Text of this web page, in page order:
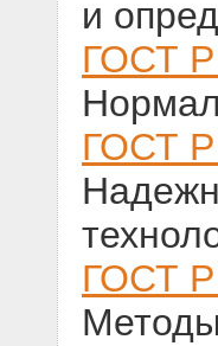
и
ГОСТ Р
ГОСТ Р
ГОСТ